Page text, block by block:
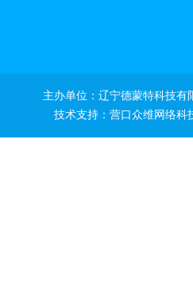
主办单位：辽宁德蒙特科技有
技术支持： 营口众维网络科